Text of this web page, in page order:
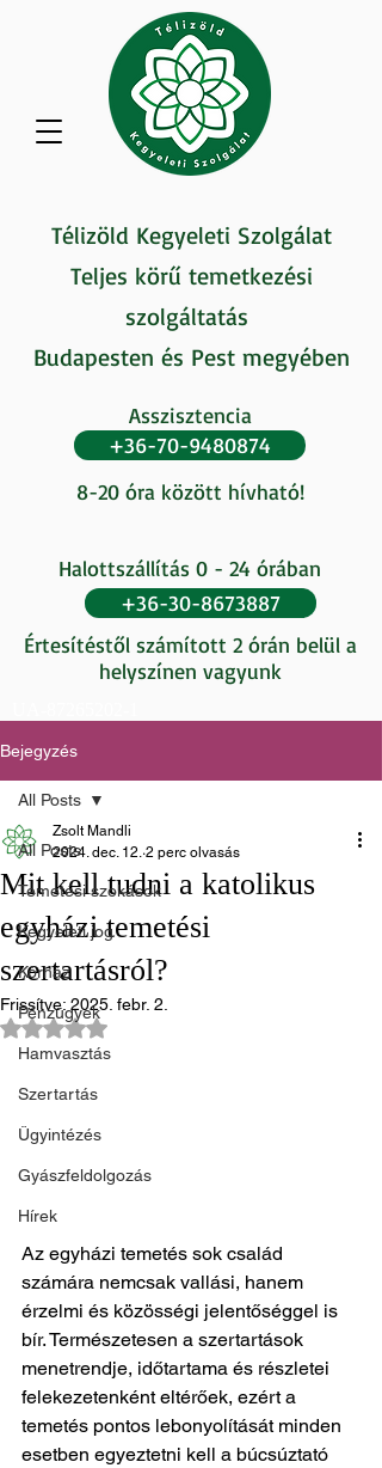
Télizöld Kegyeleti Szolgálat
Teljes körű temetkezési
szolgáltatás
Budapesten és Pest megyében
Asszisztencia
8-20 óra között hívható!
+36-70-9480874
Halottszállítás 0 - 24 órában
Értesítéstől számított 2 órán belül a
helyszínen vagyunk
+36-30-8673887
Bejegyzés
All Posts
Temetési szokások
Kegyeleti jog
Kórház
Pénzügyek
Hamvasztás
Szertartás
Ügyintézés
Gyászfeldolgozás
Hírek
All Posts
Mit kell tudni a katolikus
egyházi temetési
szertartásról?
Zsolt Mandli
2024. dec. 12. 2 perc olvasás
Frissítve: 2025. febr. 2.
NaN csillagot kapott az 5-ből.
Az egyházi temetés sok család
számára nemcsak vallási, hanem
érzelmi és közösségi jelentőséggel is
bír. Természetesen a szertartások
menetrendje, időtartama és részletei
felekezetenként eltérőek, ezért a
temetés pontos lebonyolítását minden
esetben egyeztetni kell a búcsúztató